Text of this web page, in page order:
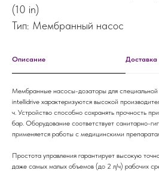
(10 in)
Тип: Мембранный насос
Описание Доставка
Мембранные насосы-дозаторы для специальной
intellidrive характеризуются высокой
ч. Устройство способно сохранять прочность
бар. Оборудование соответствует санитарно-
применяется работы с медицинскими
Простота управления гарантирует высокую
даже самых малых объемов (до 2 л/ч) рабочих